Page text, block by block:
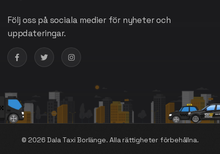
Följ oss på sociala medier för nyheter och
uppdateringar.
©2026 Dala Taxi Borlänge. Alla rättigheter förbehållna.